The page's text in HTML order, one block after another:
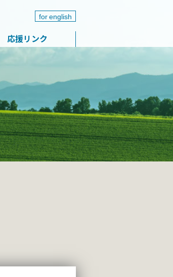
for english
応援リンク